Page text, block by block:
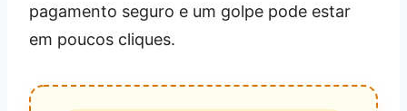
pagamento seguro e um golpe pode estar
em poucos cliques.